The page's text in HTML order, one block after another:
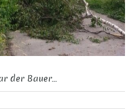
der Bauer…